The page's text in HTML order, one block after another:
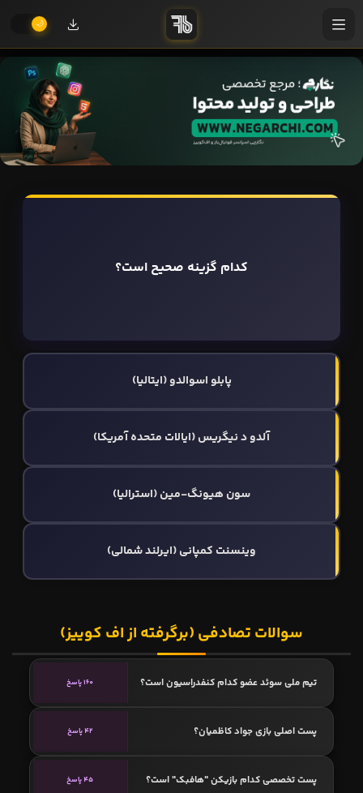
کدام گزینه صحیح است؟
پابلو اسوالدو (ایتالیا)
آلدو د نیگریس (ایالات متحده آمریکا)
سون هیونگ-مین (استرالیا)
وینسنت کمپانی (ایرلند شمالی)
سوالات تصادفی (برگرفته از اف کوییز)
تیم ملی سوئد عضو کدام کنفدراسیون است؟ 160 پاسخ
پست اصلی بازی جواد کاظمیان؟ 42 پاسخ
پست تخصصی کدام بازیکن "هافبک" است؟ 45 پاسخ